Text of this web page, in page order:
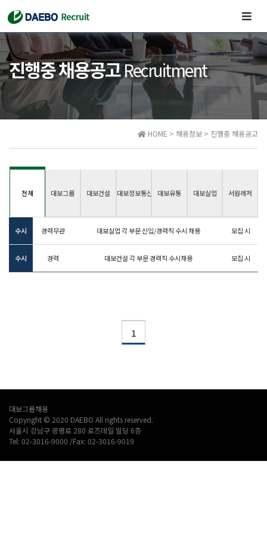
네
비
게
이
션
켜
기
진행중 채용공고Recruitment
HOME > 채용정보 > 진행중 채용공고
전체 대보그룹 대보건설 대보정보통신 대보유통 대보실업 서원레저
수시 경력무관 대보실업 각 부문 신입/경력직 수시 채용 모집 시
수시 경력 대보건설 각 부문 경력직 수시채용 모집 시
1
대보그룹채용
Copyright © 2020 DAEBO All rights reserved.
서울시 강남구 광평로 280 로즈데일 빌딩 6층
Tel: 02-3016-9000 /Fax: 02-3016-9019